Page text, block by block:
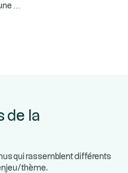
de la
qui rassemblent différents
thème.